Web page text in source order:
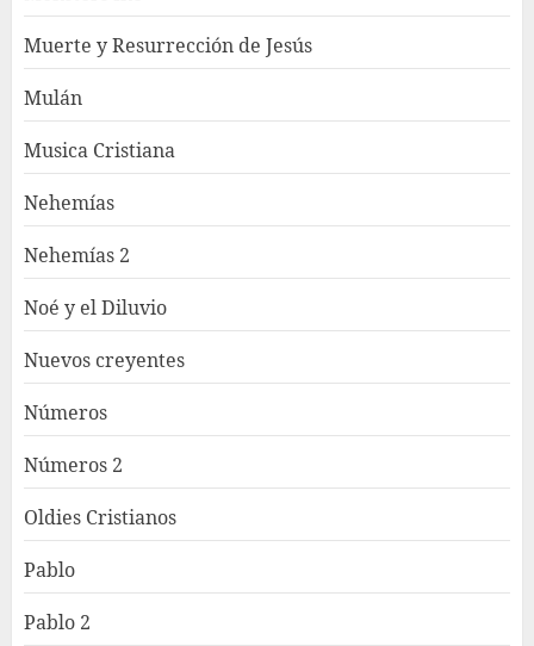
Muerte y Resurrección de Jesús
Mulán
Musica Cristiana
Nehemías
Nehemías 2
Noé y el Diluvio
Nuevos creyentes
Números
Números 2
Oldies Cristianos
Pablo
Pablo 2